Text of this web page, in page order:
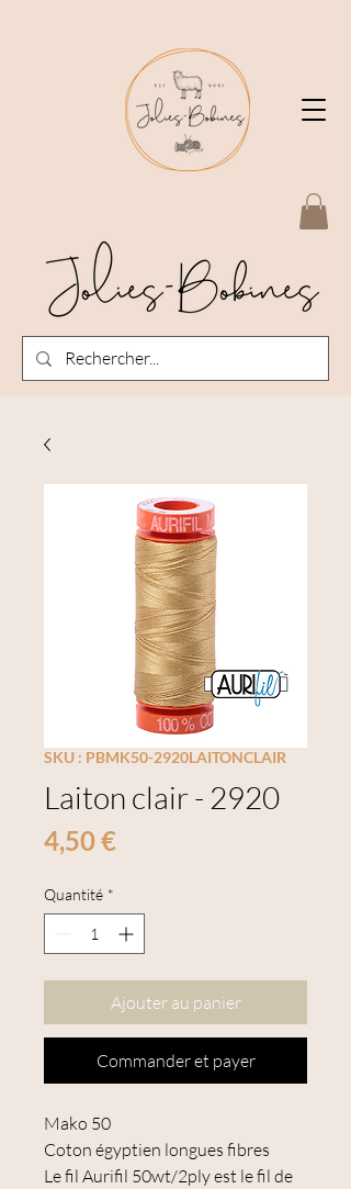
SKU : PBMK50-2920LAITONCLAIR
Laiton clair - 2920
4,50 €Prix
Quantité *
Ajouter au panier
Commander et payer
Mako 50
Coton égyptien longues fibres
Le fil Aurifil 50wt/2ply est le fil de